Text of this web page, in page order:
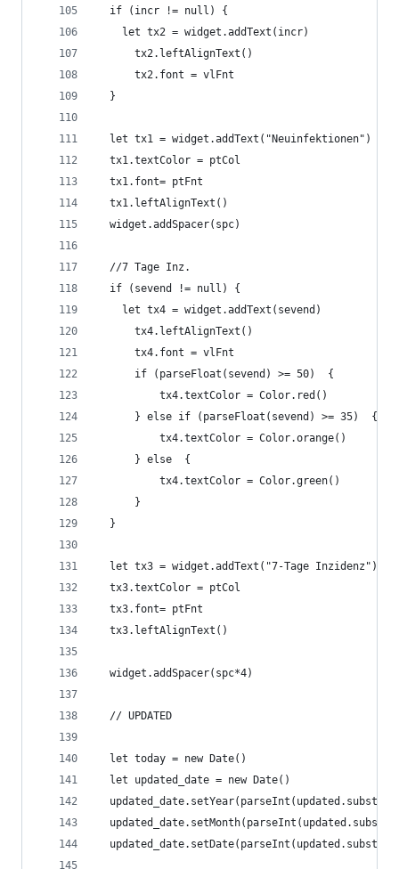
  if (incr != null) {
    let tx2 = widget.addText(incr)
      tx2.leftAlignText()
      tx2.font = vlFnt
  }
  let tx1 = widget.addText("Neuinfektionen")
  tx1.textColor = ptCol
  tx1.font= ptFnt
  tx1.leftAlignText()
  widget.addSpacer(spc)
  //7 Tage Inz.
  if (sevend != null) {
    let tx4 = widget.addText(sevend)
      tx4.leftAlignText()
      tx4.font = vlFnt
	  if (parseFloat(sevend) >= 50)  {
		  tx4.textColor = Color.red()
	  } else if (parseFloat(sevend) >= 35)  {
		  tx4.textColor = Color.orange()
	  } else  {
		  tx4.textColor = Color.green()
	  }
  }
  let tx3 = widget.addText("7-Tage Inzidenz")
  tx3.textColor = ptCol
  tx3.font= ptFnt
  tx3.leftAlignText()
  widget.addSpacer(spc*4)
  // UPDATED
  let today = new Date()
  let updated_date = new Date()